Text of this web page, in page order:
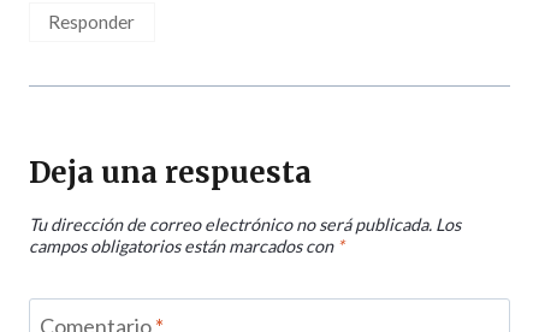
Responder
Deja una respuesta
Tu dirección de correo electrónico no será publicada. Los
campos obligatorios están marcados con *
Comentario*